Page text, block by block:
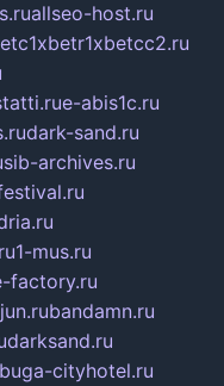
allseo-host.ru
e-abis1c.ru
dark-sand.ru
sib-archives.ru
1-mus.ru
factory.ru
bandamn.ru
darksand.ru
cityhotel.ru